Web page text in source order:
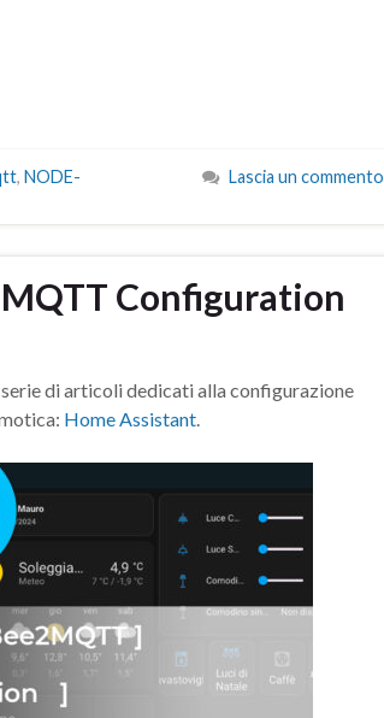
, NODE-
Lascia un commento
Configuration
di articoli dedicati alla configurazione
Home Assistant.